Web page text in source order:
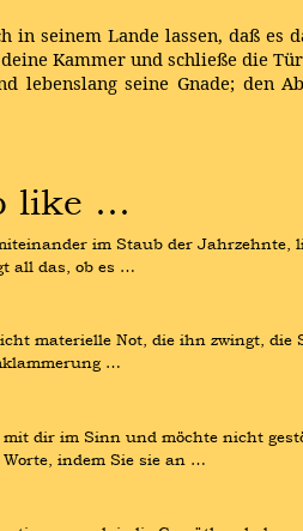
seinem Lande lassen, daß es
Kammer und schließe die
seine Gnade; den
like …
im Staub der Jahrzehnte,
all das, ob es …
materielle Not, die ihn zwingt, die
…
dir im Sinn und möchte nicht
indem Sie sie an …